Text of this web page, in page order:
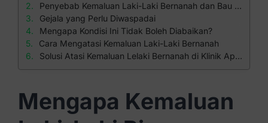
Penyebab Kemaluan Laki-Laki Bernanah dan Bau Tidak Sedap
Gejala yang Perlu Diwaspadai
Mengapa Kondisi Ini Tidak Boleh Diabaikan?
Cara Mengatasi Kemaluan Laki-Laki Bernanah
Solusi Atasi Kemaluan Lelaki Bernanah di Klinik Apollo
Mengapa Kemaluan